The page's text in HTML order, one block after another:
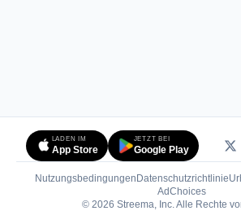
LADEN IM
App Store
JETZT BEI
Google Play
Nutzungsbedingungen Datenschutzrichtlinie
AdChoices(öffnet
© 2026 Streema, Inc. Alle Rechte